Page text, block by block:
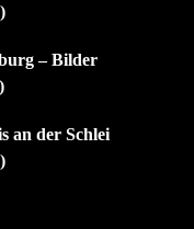
– Bilder
an der Schlei